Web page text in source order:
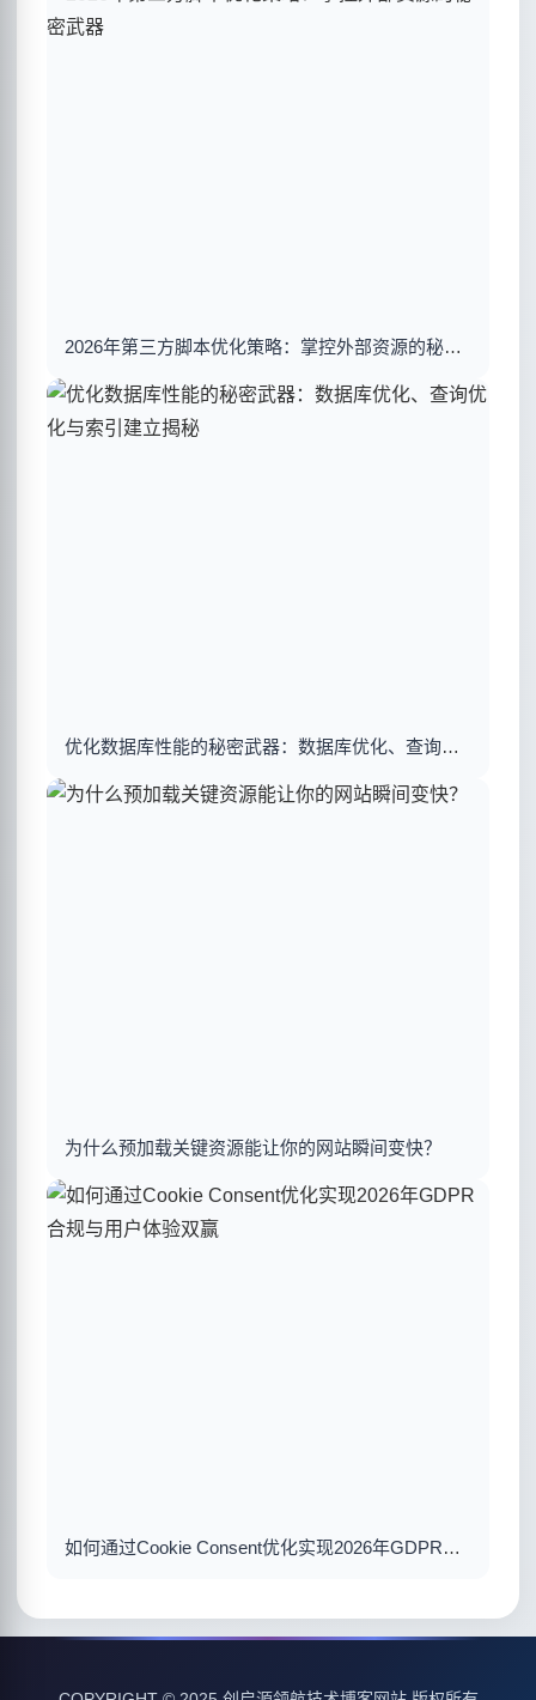
2026年第三方脚本优化策略：掌控外部资源的秘密武器
优化数据库性能的秘密武器：数据库优化、查询优化与索引建立揭秘
为什么预加载关键资源能让你的网站瞬间变快？
如何通过Cookie Consent优化实现2026年GDPR合规与用户体验双赢